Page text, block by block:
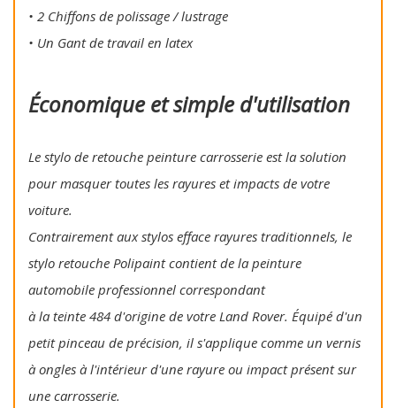
• 2 Chiffons de polissage / lustrage
• Un Gant de travail en latex
Économique et simple d'utilisation
Le stylo de retouche peinture carrosserie est la solution
pour masquer toutes les rayures et impacts de votre
voiture.
Contrairement aux stylos efface rayures traditionnels, le
stylo retouche Polipaint contient de la peinture
automobile professionnel correspondant
à la teinte 484 d'origine de votre Land Rover. Équipé d'un
petit pinceau de précision, il s'applique comme un vernis
à ongles à l'intérieur d'une rayure ou impact présent sur
une carrosserie.